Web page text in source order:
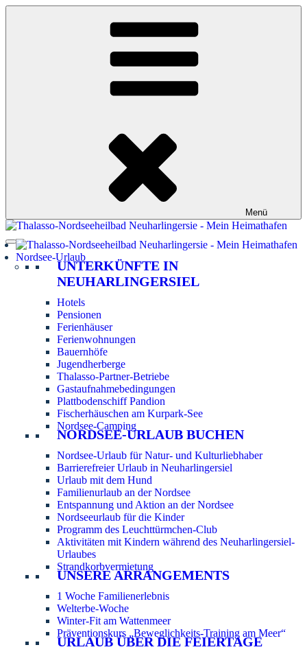
Zum
Menü
Nordsee-Urlaub
UNTERKÜNFTE IN
NEUHARLINGERSIEL
Hotels
Pensionen
Ferienhäuser
Ferienwohnungen
Bauernhöfe
Jugendherberge
Thalasso-Partner-Betriebe
Gastaufnahmebedingungen
Plattbodenschiff Pandion
Fischerhäuschen am Kurpark-See
Nordsee-Camping
NORDSEE-URLAUB BUCHEN
Nordsee-Urlaub für Natur- und Kulturliebhaber
Barrierefreier Urlaub in Neuharlingersiel
Urlaub mit dem Hund
Familienurlaub an der Nordsee
Entspannung und Aktion an der Nordsee
Nordseeurlaub für die Kinder
Programm des Leuchttürmchen-Club
Aktivitäten mit Kindern während des Neuharlingersiel-
Urlaubes
Strandkorbvermietung
UNSERE ARRANGEMENTS
1 Woche Familienerlebnis
Welterbe-Woche
Winter-Fit am Wattenmeer
Präventionskurs „Beweglichkeits-Training am Meer“
URLAUB ÜBER DIE FEIERTAGE